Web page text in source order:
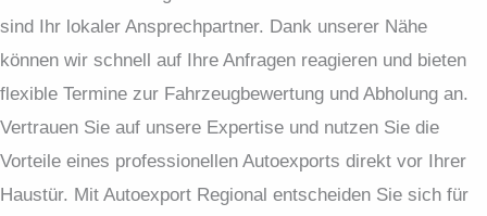
sind Ihr lokaler Ansprechpartner. Dank unserer Nähe
können wir schnell auf Ihre Anfragen reagieren und bieten
flexible Termine zur Fahrzeugbewertung und Abholung an.
Vertrauen Sie auf unsere Expertise und nutzen Sie die
Vorteile eines professionellen Autoexports direkt vor Ihrer
Haustür. Mit Autoexport Regional entscheiden Sie sich für